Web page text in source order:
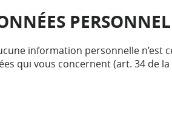
information personnelle n’est
qui vous concernent (art. 34 de